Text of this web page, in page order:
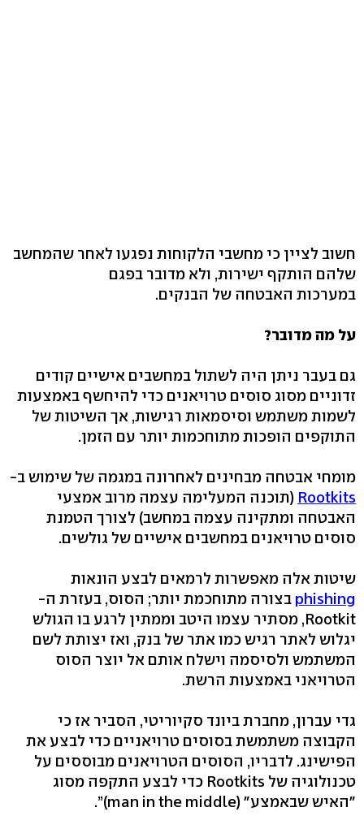
חשוב לציין כי מחשבי הלקוחות נפגעו לאחר שהמחשב
שלהם הותקף ישירות, ולא מדובר בפגם
במערכות האבטחה של הבנקים.
על מה מדובר?
גם בעבר ניתן היה לשתול במחשבים אישיים קודים
זדוניים מסוג סוסים טרויאנים כדי להיחשף באמצעות
לשמות משתמש וסיסמאות רגישות, אך השיטות של
התוקפים הופכות מתוחכמות יותר עם הזמן.
מומחי אבטחה מבחינים לאחרונה במגמה של שימוש ב-
Rootkits (תוכנה המעלימה עצמה מרוב אמצעי
האבטחה ומתקינה עצמה במחשב) לצורך הטמנת
סוסים טרויאנים במחשבים אישיים של גולשים.
שיטות אלה מאפשרות לרמאים לבצע הונאות
phishing בצורה מתוחכמת יותר; הסוס, בעזרת ה-
Rootkit, מסתיר עצמו היטב וממתין לרגע בו הגולש
יגלוש לאתר רגיש כמו אתר של בנק, ואז יצותת לשם
המשתמש ולסיסמה וישלח אותם אל יוצר הסוס
הטרויאני באמצעות הרשת.
גדי עברון, מחברת ביונד סקיוריטי, הסביר אז כי
הקבוצה משתמשת בסוסים טרויאניים כדי לבצע את
הפישינג. לדבריו, הסוסים הטרויאנים מבוססים על
טכנולוגיה של Rootkits כדי לבצע התקפה מסוג
"האיש שבאמצע" (man in the middle)”.